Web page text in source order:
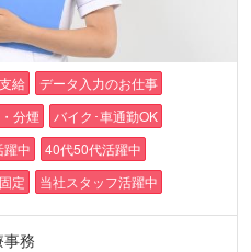
給
データ入力のお仕事
分煙
バイク･車通勤OK
中
40代50代活躍中
定 当社スタッフ活躍中
務